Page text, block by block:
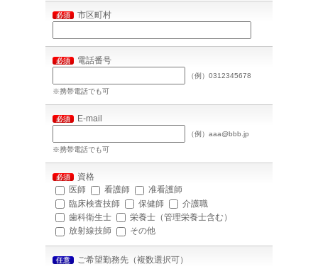
必須 市区町村
必須 電話番号
（例）0312345678
※携帯電話でも可
必須 E-mail
（例）aaa@bbb.jp
※携帯電話でも可
必須
資格
医師
看護師
准看護師
臨床検査技師
保健師
介護職
歯科衛生士
栄養士（管理栄養士含む）
放射線技師
その他
任意
ご希望勤務先（複数選択可）